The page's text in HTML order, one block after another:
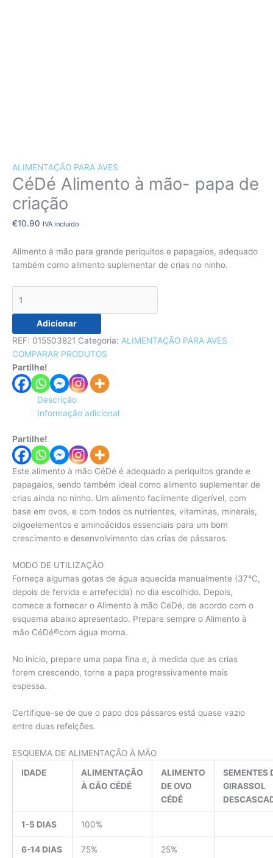
ALIMENTAÇÃO PARA AVES
CéDé Alimento à mão- papa de
criação
€10.90 IVA incluido
Alimento à mão para grande periquitos e papagaios, adequado
também como alimento suplementar de crias no ninho.
Alimento
à
mão-
papa
de
Adicionar
REF: 015503821 Categoria: ALIMENTAÇÃO PARA AVES
COMPARAR PRODUTOS
Partilhe!
Descrição
Informação adicional
Partilhe!
Este alimento à mão CéDé é adequado a periquitos grande e
papagaios, sendo também ideal como alimento suplementar de
crias ainda no ninho. Um alimento facilmente digerível, com
base em ovos, e com todos os nutrientes, vitaminas, minerais,
oligoelementos e aminoácidos essenciais para um bom
crescimento e desenvolvimento das crias de pássaros.
MODO DE UTILIZAÇÃO
Forneça algumas gotas de água aquecida manualmente (37°C,
depois de fervida e arrefecida) no dia escolhido. Depois,
comece a fornecer o Alimento à mão CéDé, de acordo com o
esquema abaixo apresentado. Prepare sempre o Alimento à
mão CéDé®com água morna.
No início, prepare uma papa fina e, à medida que as crias
forem crescendo, torne a papa progressivamente mais
espessa.
Certifique-se de que o papo dos pássaros está quase vazio
entre duas refeições.
ESQUEMA DE ALIMENTAÇÃO À MÃO
IDADE
ALIMENTAÇÃO
À CÃO CÉDÉ
ALIMENTO
DE OVO
CÉDÉ
SEMENTES
GIRASSOL
1-5 DIAS 100%
6-14 DIAS 75% 25%